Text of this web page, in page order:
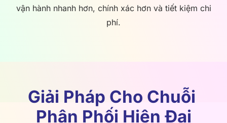
vận hành nhanh hơn, chính xác hơn và tiết kiệm chi
phí.
Giải Pháp Cho Chuỗi
Phân Phối Hiện Đại